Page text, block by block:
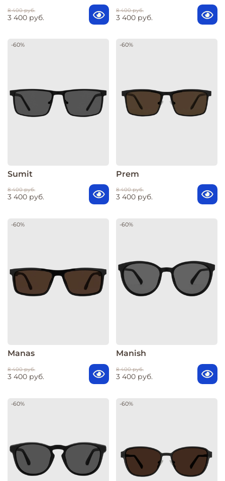
8 400 руб.
3 400 руб.
8 400 руб.
3 400 руб.
-60%
Sumit
8 400 руб.
3 400 руб.
-60%
Prem
8 400 руб.
3 400 руб.
-60%
Manas
8 400 руб.
3 400 руб.
-60%
Manish
8 400 руб.
3 400 руб.
-60% -60%